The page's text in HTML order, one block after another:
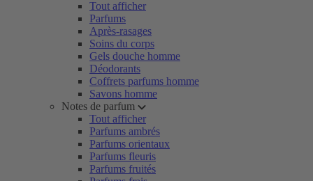
Tout afficher
Parfums
Après-rasages
Soins du corps
Gels douche homme
Déodorants
Coffrets parfums homme
Savons homme
Notes de parfum
Tout afficher
Parfums ambrés
Parfums orientaux
Parfums fleuris
Parfums fruités